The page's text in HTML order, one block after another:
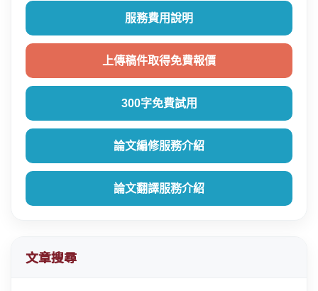
服務費用說明
上傳稿件取得免費報價
300字免費試用
論文編修服務介紹
論文翻譯服務介紹
文章搜尋